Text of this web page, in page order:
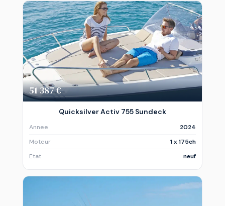
51 387 €
Quicksilver Activ 755 Sundeck
Annee
2024
Moteur
1 x 175ch
Etat
neuf